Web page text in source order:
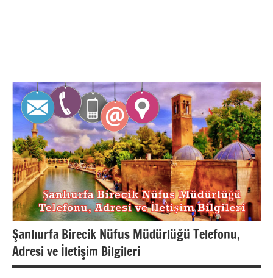
Şanlıurfa Birecik Nüfus Müdürlüğü Telefonu,
Adresi ve İletişim Bilgileri